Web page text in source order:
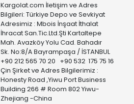
Kargolat.com İletişim ve Adres
Bilgileri: Türkiye Depo ve Sevkiyat
Adresimiz : Mbois İnşaat İthalat
İhracat San.Tic.Ltd.Şti Kartaltepe
Mah. Avazköy Yolu Cad. Bahadır
Sk. No:8/A Bayrampaşa / İSTANBUL
+90 212 565 70 20 +90 532 175 75 16
Çin Şirket ve Adres Bilgilerimiz :
Honesty Road ,Yiwu Port Business
Building 266 # Room 802 Yiwu-
Zhejiang -China